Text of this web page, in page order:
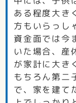
ある程度大き
方もいらっし
資金面では今
いた場合、産
が家計に大き
もちろん第二
で、家を建て